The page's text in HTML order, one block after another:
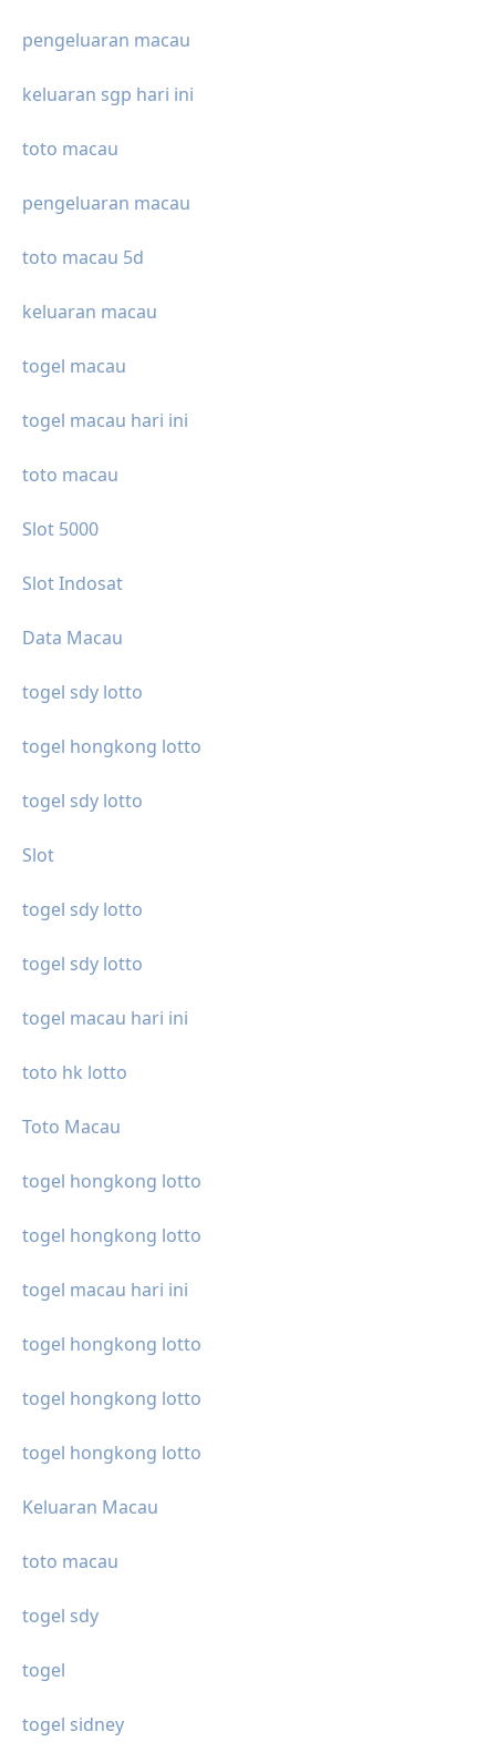
pengeluaran macau
keluaran sgp hari ini
toto macau
pengeluaran macau
toto macau 5d
keluaran macau
togel macau
togel macau hari ini
toto macau
Slot 5000
Slot Indosat
Data Macau
togel sdy lotto
togel hongkong lotto
togel sdy lotto
Slot
togel sdy lotto
togel sdy lotto
togel macau hari ini
toto hk lotto
Toto Macau
togel hongkong lotto
togel hongkong lotto
togel macau hari ini
togel hongkong lotto
togel hongkong lotto
togel hongkong lotto
Keluaran Macau
toto macau
togel sdy
togel
togel sidney